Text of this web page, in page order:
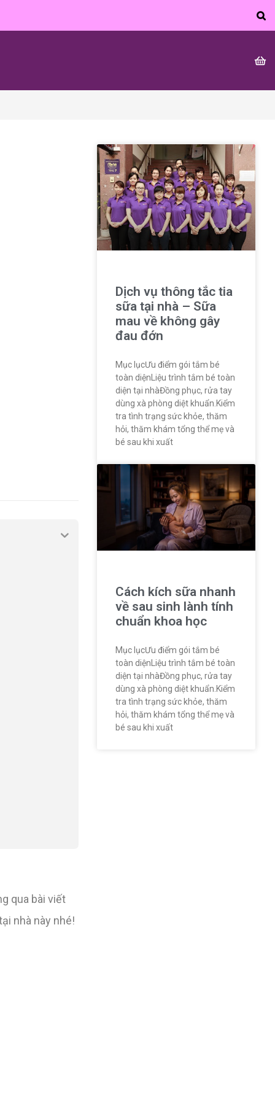
qua bài viết
nhà này nhé!
Dịch vụ thông tắc tia
sữa tại nhà – Sữa
mau về không gây
đau đớn
Mục lụcƯu điểm gói tắm bé
toàn diệnLiệu trình tắm bé toàn
diện tại nhàĐồng phục, rửa tay
dùng xà phòng diệt khuẩn.Kiểm
tra tình trạng sức khỏe, thăm
hỏi, thăm khám tổng thể mẹ và
bé sau khi xuất
Cách kích sữa nhanh
về sau sinh lành tính
chuẩn khoa học
Mục lụcƯu điểm gói tắm bé
toàn diệnLiệu trình tắm bé toàn
diện tại nhàĐồng phục, rửa tay
dùng xà phòng diệt khuẩn.Kiểm
tra tình trạng sức khỏe, thăm
hỏi, thăm khám tổng thể mẹ và
bé sau khi xuất